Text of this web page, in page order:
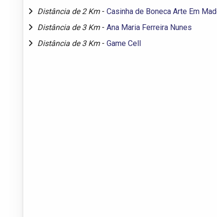
Distância de 2 Km - Casinha de Boneca Arte Em
Distância de 3 Km - Ana Maria Ferreira Nunes
Distância de 3 Km - Game Cell